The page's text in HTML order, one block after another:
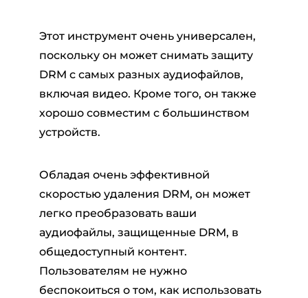
Этот инструмент очень универсален,
поскольку он может снимать защиту
DRM с самых разных аудиофайлов,
включая видео. Кроме того, он также
хорошо совместим с большинством
устройств.
Обладая очень эффективной
скоростью удаления DRM, он может
легко преобразовать ваши
аудиофайлы, защищенные DRM, в
общедоступный контент.
Пользователям не нужно
беспокоиться о том, как использовать